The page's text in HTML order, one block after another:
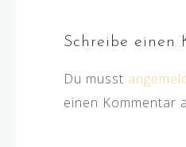
Schreibe einen
Du musst
einen Kommentar